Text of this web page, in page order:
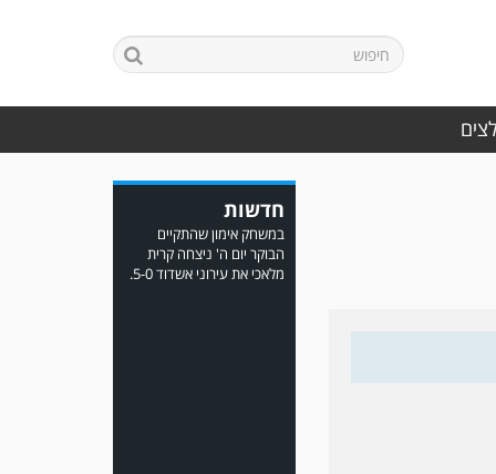
חדשות
במשחק אימון שהתקיים
מלאכי את עירוני אשדוד 5-0.